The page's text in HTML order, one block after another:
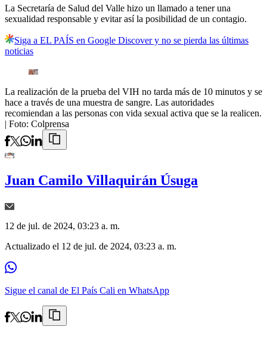
La Secretaría de Salud del Valle hizo un llamado a tener una
sexualidad responsable y evitar así la posibilidad de un contagio.
Siga a EL PAÍS en Google Discover y no se pierda las últimas
noticias
La realización de la prueba del VIH no tarda más de 10 minutos y se
hace a través de una muestra de sangre. Las autoridades
recomiendan a las personas con vida sexual activa que se la realicen.
| Foto: Colprensa
Juan Camilo Villaquirán Úsuga
12 de jul. de 2024, 03:23 a. m.
Actualizado el 12 de jul. de 2024, 03:23 a. m.
Sigue el canal de El País Cali en WhatsApp